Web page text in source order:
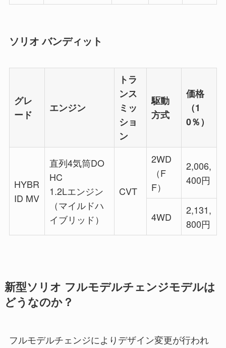
ソリオ バンディット
グレ
ード
エンジン
トラ
ンス
ミッ
ショ
ン
駆動
方式
価格
（1
0％）
HYBR
ID MV
直列4気筒DO
HC
1.2Lエンジン
（マイルドハ
イブリッド）
CVT
2WD
（F
F）
2,006,
400円
4WD
2,131,
800円
新型ソリオ フルモデルチェンジモデルは
どうなのか？
フルモデルチェンジによりデザイン変更が行われ